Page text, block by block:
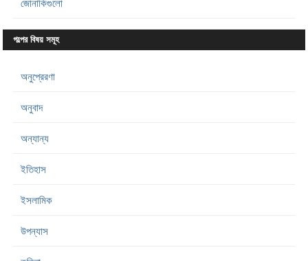
জোনাকিগুলো
গল্পের বিষয় সমূহ
অনুপ্রেরণা
অনুবাদ
অন্যান্য
ইতিহাস
ইসলামিক
উপন্যাস